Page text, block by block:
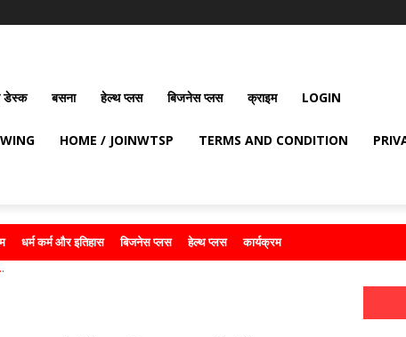
डेस्क बसना हेल्थ प्लस बिजनेस प्लस क्राइम LOGIN
HOME / JOINWTSP TERMS AND CONDITION
धर्म कर्म और इतिहास बिजनेस प्लस हेल्थ प्लस कार्यक्रम